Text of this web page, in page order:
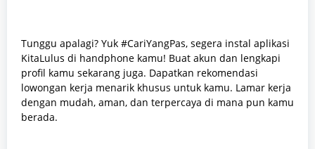
Tunggu apalagi? Yuk #CariYangPas, segera instal aplikasi
KitaLulus di handphone kamu! Buat akun dan lengkapi
profil kamu sekarang juga. Dapatkan rekomendasi
lowongan kerja menarik khusus untuk kamu. Lamar kerja
dengan mudah, aman, dan terpercaya di mana pun kamu
berada.